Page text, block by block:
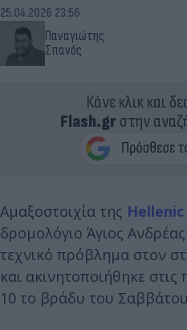
Παναγιώτης
Σπανός
25.04.2026 23:56
Κάνε κλικ και
Flash.grστην
Αμαξοστοιχία της
δρομολόγιο Άγιος
τεχνικό πρόβλημα στον
και ακινητοποιήθηκε
10 το βράδυ του